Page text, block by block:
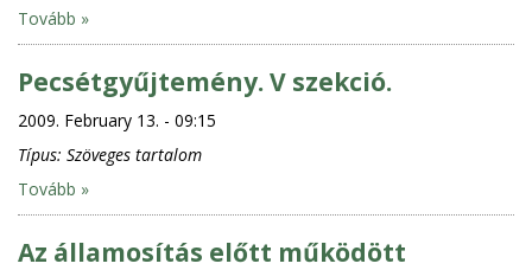
Tovább »
Pecsétgyűjtemény. V szekció.
2009. February 13. - 09:15
Típus: Szöveges tartalom
Tovább »
Az államosítás előtt működött